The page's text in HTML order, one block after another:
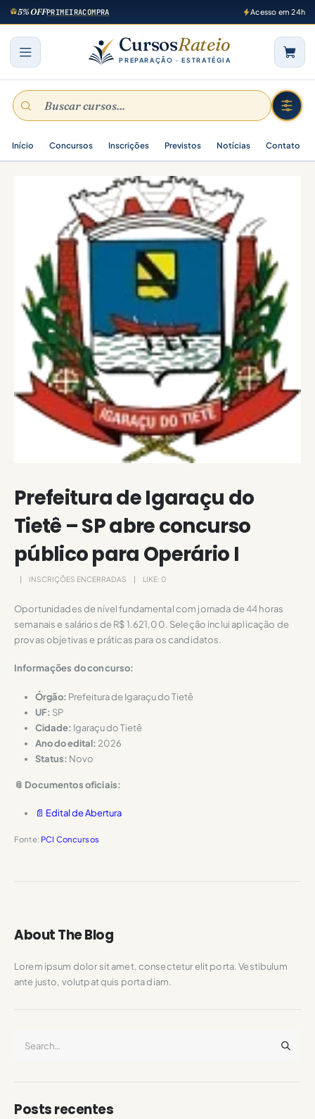
5% OFFPRIMEIRACOMPRA Acesso em 24h
CursosRateio
PREPARAÇÃO · ESTRATÉGIA
Início Concursos Inscrições Previstos Notícias Contato
Prefeitura de Igaraçu do
Tietê – SP abre concurso
público para Operário I
INSCRIÇÕES ENCERRADAS LIKE: 0
Oportunidades de nível fundamental com jornada de 44 horas
semanais e salários de R$ 1.621,00. Seleção inclui aplicação de
provas objetivas e práticas para os candidatos.
Informações do concurso:
Órgão: Prefeitura de Igaraçu do Tietê
UF: SP
Cidade: Igaraçu do Tietê
Ano do edital: 2026
Status: Novo
📎 Documentos oficiais:
📄 Edital de Abertura
Fonte: PCI Concursos
About The Blog
Lorem ipsum dolor sit amet, consectetur elit porta. Vestibulum
ante justo, volutpat quis porta diam.
Posts recentes